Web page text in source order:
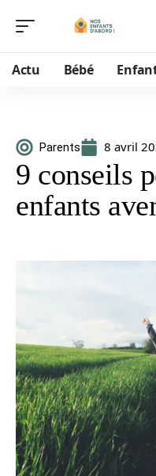
Actu Bébé
Parents 8 avril
9 conseils
enfants